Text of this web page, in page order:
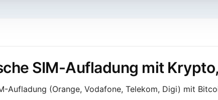
SIM-Aufladung mit
Aufladung (Orange, Vodafone, Telekom, Digi) mit